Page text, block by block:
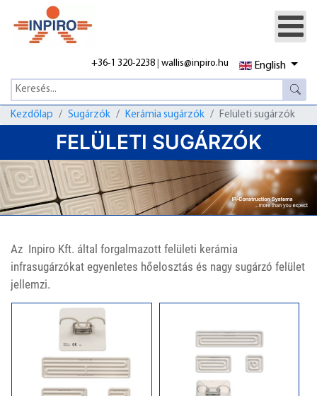
+36-1 320-2238 |wallis@inpiro.hu English
Kezdőlap Sugárzók Kerámia sugárzók Felületi sugárzók
FELÜLETI SUGÁRZÓK
Az Inpiro Kft. által forgalmazott felületi kerámia
infrasugárzókat egyenletes hőelosztás és nagy sugárzó felület
jellemzi.